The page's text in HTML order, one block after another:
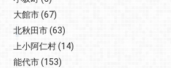
大館市(67)
北秋田市(63)
上小阿仁村(14)
能代市(153)